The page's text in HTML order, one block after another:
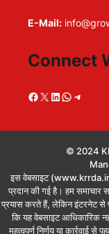
E-Mail:
Connect
Facebook
X LinkedIn
WhatsApp
© 2024
इस वेबसाइट
प्रदान की गई है। हम समाचार
प्रयास करते हैं, लेकिन इंटरनेट से
कि यह वेबसाइट आधिकारिक
महत्वपूर्ण निर्णय या कार्रवाई